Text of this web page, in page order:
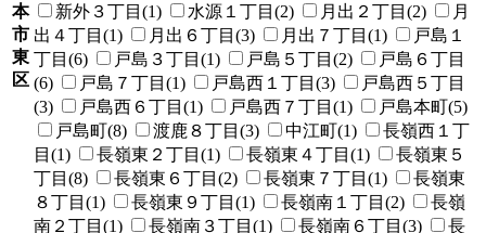
本
市
東
区
新外３丁目(1)
水源１丁目(2) 月出２丁目(2)
月
出４丁目(1)
月出６丁目(3) 月出７丁目(1)
戸島１
丁目(6)
戸島３丁目(1) 戸島５丁目(2)
戸島６丁目
(6)
戸島７丁目(1) 戸島西１丁目(3)
戸島西５丁目
(3)
戸島西６丁目(1) 戸島西７丁目(1)
戸島本町(5)
戸島町(8)
渡鹿８丁目(3) 中江町(1)
長嶺西１丁
目(1)
長嶺東２丁目(1) 長嶺東４丁目(1)
長嶺東５
丁目(8)
長嶺東６丁目(2) 長嶺東７丁目(1)
長嶺東
８丁目(1)
長嶺東９丁目(1) 長嶺南１丁目(2)
長嶺
南２丁目(1)
長嶺南３丁目(1) 長嶺南６丁目(3)
長